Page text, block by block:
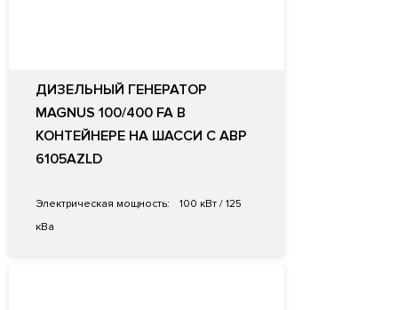
ДИЗЕЛЬНЫЙ ГЕНЕРАТОР
MAGNUS 100/400 FA В
КОНТЕЙНЕРЕ НА ШАССИ С АВР
6105AZLD
Электрическая мощность:
100 кВт / 125
кВа